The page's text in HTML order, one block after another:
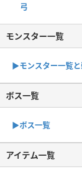
弓
モンスター一覧
▶︎モンスター一覧
ボス一覧
▶︎ボス一覧
アイテム一覧